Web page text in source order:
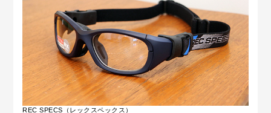
REC SPECS（レックスペックス）